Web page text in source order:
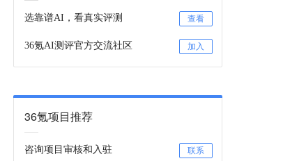
选靠谱AI，看真实评测 查看
36氪AI测评官方交流社区 加入
36氪项目推荐
咨询项目审核和入驻 联系